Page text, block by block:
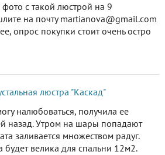
фото с такой люстрой на 9
на почту martianova@gmail.com
опрос покупки стоит очень остро
люстра "Каскад"
налюбоваться, получила ее
назад. Утром на шары попадают
заливается множеством радуг.
будет велика для спальни 12м2.